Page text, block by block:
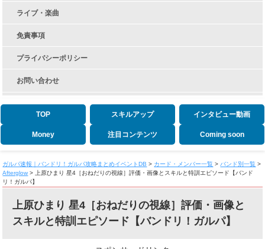
ライブ・楽曲
免責事項
プライバシーポリシー
お問い合わせ
TOP スキルアップ インタビュー動画
Money 注目コンテンツ Coming soon
ガルパ速報｜バンドリ！ガルパ攻略まとめイベントDB > カード・メンバー一覧 > バンド別一覧 >
Afterglow >
上原ひまり 星4［おねだりの視線］評価・画像とスキルと特訓エピソード【バンド
リ！ガルパ】
上原ひまり 星4［おねだりの視線］評価・画像と
スキルと特訓エピソード【バンドリ！ガルパ】